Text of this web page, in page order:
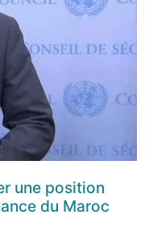
une position
du Maroc